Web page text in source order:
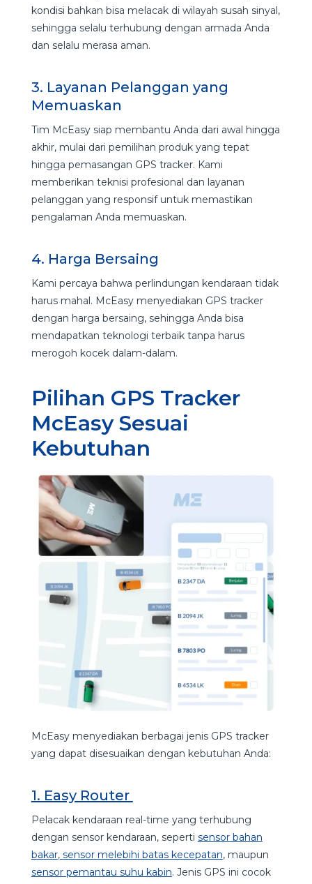
kondisi bahkan bisa melacak di wilayah susah sinyal,
sehingga selalu terhubung dengan armada Anda
dan selalu merasa aman.
3. Layanan Pelanggan yang
Memuaskan
Tim McEasy siap membantu Anda dari awal hingga
akhir, mulai dari pemilihan produk yang tepat
hingga pemasangan GPS tracker. Kami
memberikan teknisi profesional dan layanan
pelanggan yang responsif untuk memastikan
pengalaman Anda memuaskan.
4. Harga Bersaing
Kami percaya bahwa perlindungan kendaraan tidak
harus mahal. McEasy menyediakan GPS tracker
dengan harga bersaing, sehingga Anda bisa
mendapatkan teknologi terbaik tanpa harus
merogoh kocek dalam-dalam.
Pilihan GPS Tracker
McEasy Sesuai
Kebutuhan
McEasy menyediakan berbagai jenis GPS tracker
yang dapat disesuaikan dengan kebutuhan Anda:
1. Easy Router
Pelacak kendaraan real-time yang terhubung
dengan sensor kendaraan, seperti sensor bahan
bakar,sensor melebihi batas kecepatan, maupun
sensor pemantau suhu kabin. Jenis GPS ini cocok